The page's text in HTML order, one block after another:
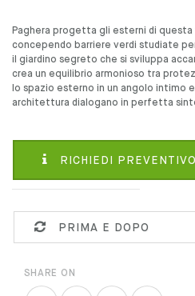
Paghera progetta gli esterni di questa
concependo barriere verdi studiate
il giardino segreto che si sviluppa
crea un equilibrio armonioso tra
lo spazio esterno in un angolo intimo
architettura dialogano in perfetta
RICHIEDI PREVENTIVO
PRIMA E DOPO
SHARE ON